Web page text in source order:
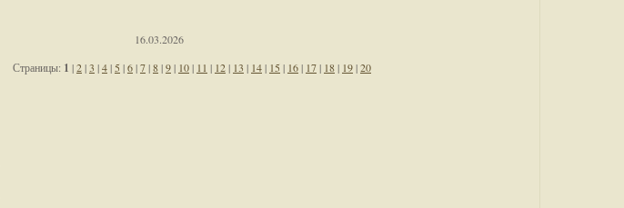
16.03.2026
Страницы: 1 |2|3 |4| 5 |6|7|8|9| 10| 11 | 12| 13 | 14| 15 | 16| 17| 18| 19|20